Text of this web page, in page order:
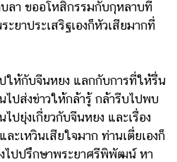
ลา ขออโหสิกรรมกับกุหลาบที่
ยาประเสริฐเองก็หัวเสียมากที่
กับจีนหยง แลกกับการที่ให้รื่น
ไปส่งข่าวให้กล้ารู้ กล้ารีบไปพบ
ปยุ่งเกี่ยวกับจีนหยง และเรื่อง
ะเหวินเสียใจมาก ท่านเตี่ยเองก็
ไปปรึกษาพระยาศรีพิพัฒน์ หา